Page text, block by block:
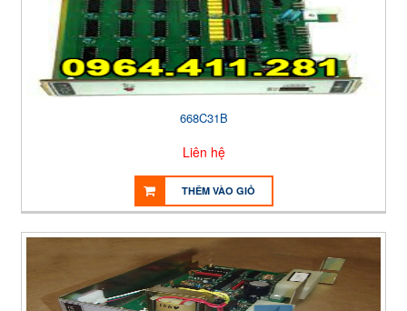
668C31B
Liên hệ
THÊM VÀO GIỎ